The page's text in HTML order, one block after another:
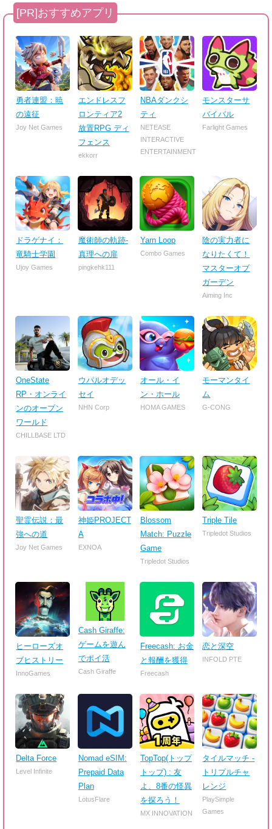
勇者連盟：暁
の遠征
Joy Net Games
エンドレスフ
ロンティア2
放置RPG ディ
フェンス
ekkorr
NBAダンクシ
ティ
NETEASE
INTERACTIVE
ENTERTAINMENT
モンスターサ
バイバル
Farlight Games
ドラゲナイ：
竜騎士学園
Ujoy Games
魔術師の軌跡-
真理への扉
pingkehk111
Yarn Loop
Combo Games
陰の実力者に
なりたくて！
マスターオブ
ガーデン
Aiming Inc
OneState
RP・オンライ
ンのオープン
ワールド
CHILLBASE LTD
ウパルオデッ
セイ
NHN Corp
オール・イ
ン・ホール
HOMA GAMES
モーマンタイ
ム
G-CONG
聖霊伝説：最
強への道
Joy Net Games
神姫PROJECT
A
EXNOA
Blossom
Match: Puzzle
Game
Tripledot Studios
Triple Tile
Tripledot Studios
ヒーローズオ
ブヒストリー
InnoGames
Cash Giraffe:
ゲームを遊ん
でポイ活
Cash Giraffe
Freecash: お金
と報酬を獲得
Freecash
恋と深空
INFOLD PTE
Delta Force
Level Infinite
Nomad eSIM:
Prepaid Data
Plan
LotusFlare
TopTop(トップ
トップ) : 友
よ、8番の怪異
を探ろう！
MX INNOVATION
タイルマッチ -
トリプルチャ
レンジ
PlaySimple
Games